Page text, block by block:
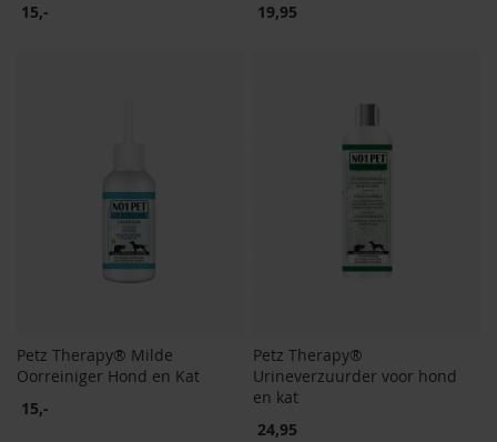
15,-
19,95
Petz Therapy® Milde
Oorreiniger Hond en Kat
15,-
Petz Therapy®
Urineverzuurder voor hond
en kat
24,95